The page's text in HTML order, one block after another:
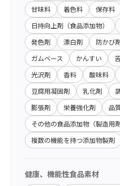
甘味料 着色料 保存料
日持向上剤（食品添加物）
発色剤 漂白剤 防かび
ガムベース かんすい
光沢剤 香料 酸味料
豆腐用凝固剤 乳化剤
膨張剤 栄養強化剤 品
その他の食品添加物（製造用剤
複数の機能を持つ添加物製剤
健康、機能性食品素材